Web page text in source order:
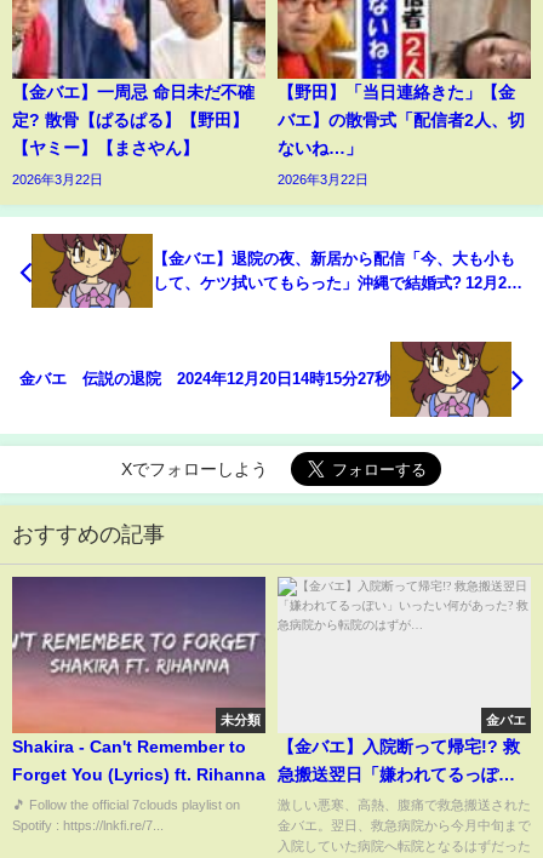
【金バエ】一周忌 命日未だ不確
定? 散骨【ぱるぱる】【野田】
【ヤミー】【まさやん】
2026年3月22日
【野田】「当日連絡きた」【金
バエ】の散骨式「配信者2人、切
ないね…」
2026年3月22日
【金バエ】退院の夜、新居から配信「今、大も小も
して、ケツ拭いてもらった」沖縄で結婚式? 12月20
金バエ 伝説の退院 2024年12月20日14時15分27秒
Xでフォローしよう
おすすめの記事
未分類
Shakira - Can't Remember to
Forget You (Lyrics) ft. Rihanna
🎵 Follow the official 7clouds playlist on
Spotify : https://lnkfi.re/7...
金バエ
【金バエ】入院断って帰宅!? 救
急搬送翌日「嫌われてるっぽ
い」いったい何があった? 救急病
院から転院のはずが…
激しい悪寒、高熱、腹痛で救急搬送された
金バエ。翌日、救急病院から今月中旬まで
入院していた病院へ転院となるはずだった